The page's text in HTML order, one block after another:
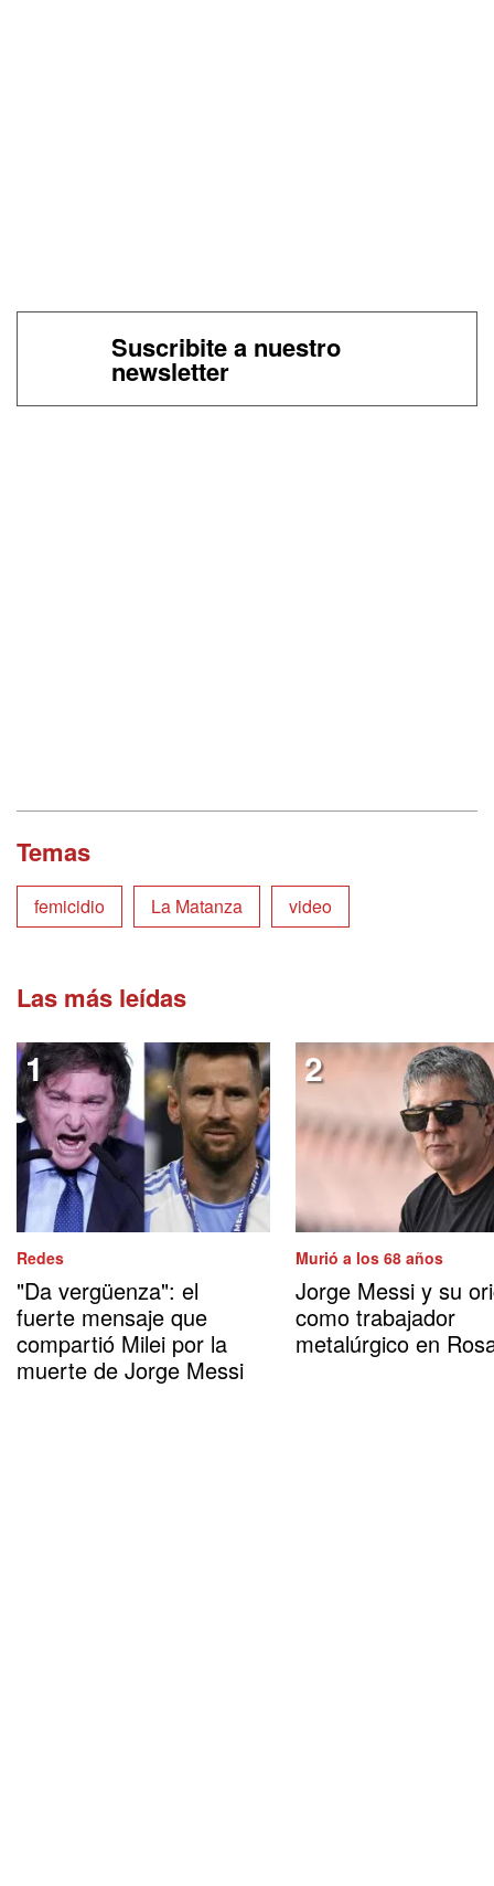
Suscribite a nuestro
newsletter
Temas
femicidio La Matanza video
Las más leídas
Redes
"Da vergüenza": el
fuerte mensaje que
compartió Milei por la
muerte de Jorge Messi
Murió a los 68 años
Jorge Messi y su
como trabajador
metalúrgico en